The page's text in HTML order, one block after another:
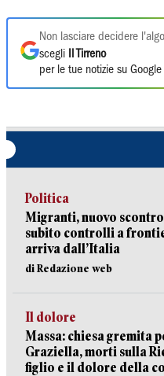
Non lasciare decidere
scegli
Il Tirreno
per le tue notizie su Google
Politica
Migranti, nuovo
subito controlli a
arriva dall’Italia
di Redazione web
Il dolore
Massa: chiesa gremita
Graziella, morti sulla
figlio e il dolore della